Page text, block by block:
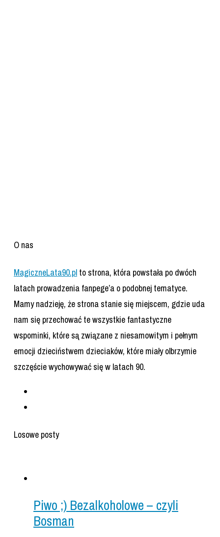
O nas
MagiczneLata90.pl to strona, która powstała po dwóch
latach prowadzenia fanpege’a o podobnej tematyce.
Mamy nadzieję, że strona stanie się miejscem, gdzie uda
nam się przechować te wszystkie fantastyczne
wspominki, które są związane z niesamowitym i pełnym
emocji dzieciństwem dzieciaków, które miały olbrzymie
szczęście wychowywać się w latach 90.
Losowe posty
Piwo ;) Bezalkoholowe – czyli
Bosman